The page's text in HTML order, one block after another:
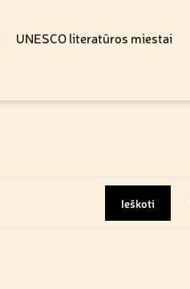
UNESCO literatūros miestai
Ieškoti